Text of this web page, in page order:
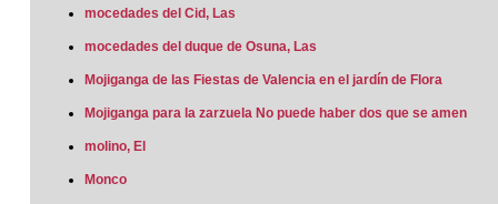
mocedades del Cid, Las
mocedades del duque de Osuna, Las
Mojiganga de las Fiestas de Valencia en el jardín de Flora
Mojiganga para la zarzuela No puede haber dos que se amen
molino, El
Monco